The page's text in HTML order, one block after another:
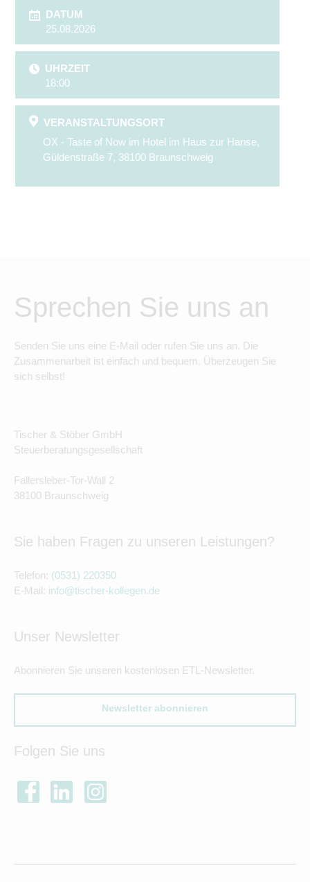
DATUM
25.08.2026
UHRZEIT
18:00
VERANSTALTUNGSORT
OX - Taste of Now im Hotel im Haus zur Hanse,
Güldenstraße 7, 38100 Braunschweig
Sprechen Sie uns an
Senden Sie uns eine E-Mail oder rufen Sie uns an. Die
Zusammenarbeit ist einfach und bequem. Überzeugen Sie
sich selbst!
Tischer & Stöber GmbH
Steuerberatungsgesellschaft
Fallersleber-Tor-Wall 2
38100 Braunschweig
Sie haben Fragen zu unseren Leistungen?
Telefon: (0531) 220350
E-Mail: info@tischer-kollegen.de
Unser Newsletter
Abonnieren Sie unseren kostenlosen ETL-Newsletter.
Newsletter abonnieren
Folgen Sie uns